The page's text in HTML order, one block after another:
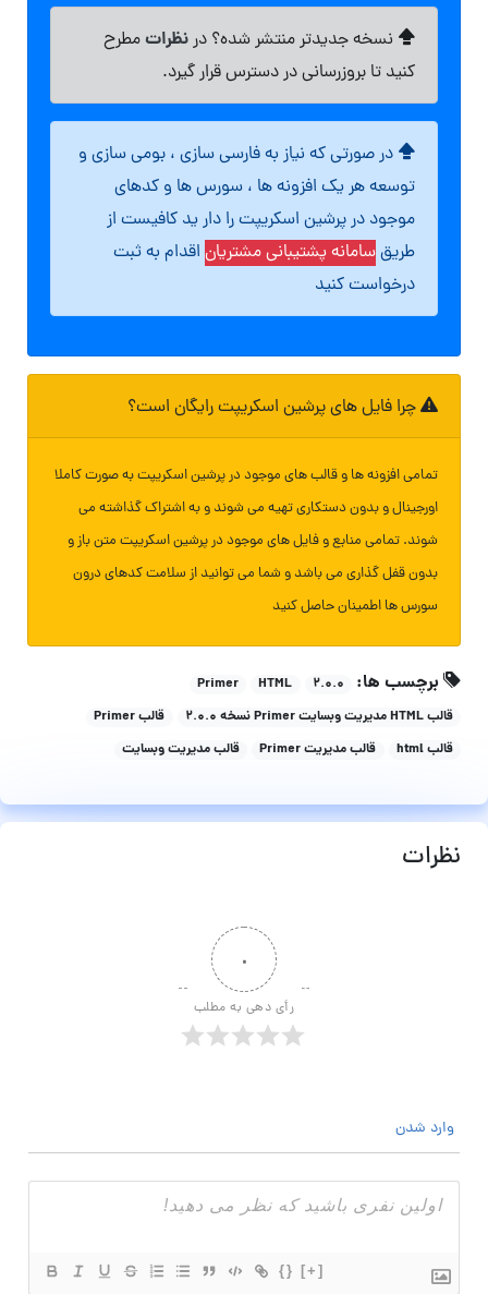
نسخه جدیدتر منتشر شده؟ درنظراتمطرح
کنید تا بروزرسانی در دسترس قرار گیرد.
در صورتی که نیاز به فارسی سازی ، بومی سازی و
توسعه هر یک افزونه ها ، سورس ها و کدهای
موجود در پرشین اسکریپت را دار ید کافیست از
طریقسامانه پشتیبانی مشتریان اقدام به ثبت
درخواست کنید
چرا فایل های پرشین اسکریپت رایگان است؟
تمامی افزونه ها و قالب های موجود در پرشین اسکریپت به صورت کاملا
اورجینال و بدون دستکاری تهیه می شوند و به اشتراک گذاشته می
شوند. تمامی منابع و فایل های موجود در پرشین اسکریپت متن باز و
بدون قفل گذاری می باشد و شما می توانید از سلامت کدهای درون
سورس ها اطمینان حاصل کنید
برچسب ها: ۲.۰.۰ HTML
Primer
قالب HTML مدیریت وبسایت Primer نسخه 2.0.0
قالب Primer
قالب html
قالب مدیریت Primer قالب مدیریت وبسایت
نظرات
۰
رأی دهی به مطلب
وارد شدن
{} [+]